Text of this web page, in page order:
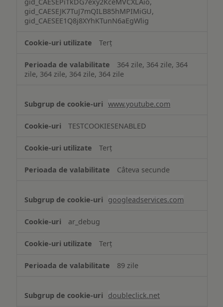
gid_CAESEJK7TuJ7mQILB85hMPIMiGU,
gid_CAESEE1Q8j8XYhKTunN6aEgWlig
Terț
364 zile, 364 zile, 364
zile, 364 zile, 364 zile, 364 zile
www.youtube.com
TESTCOOKIESENABLED
Terț
Câteva secunde
googleadservices.com
ar_debug
Terț
89 zile
doubleclick.net